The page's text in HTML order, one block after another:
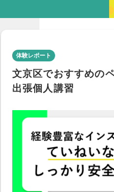
体験レポート
文京区でおすすめの
出張個人講習